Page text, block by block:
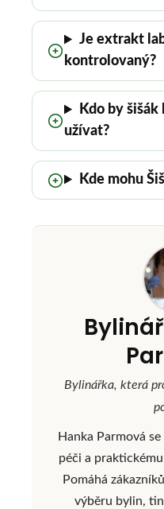
Je extrakt
kontrolovaný?
Kdo by šišák
užívat?
Kde mohu
Bylinářka, která
Hanka Parmová
péči a
Pomáhá
výběru bylin,